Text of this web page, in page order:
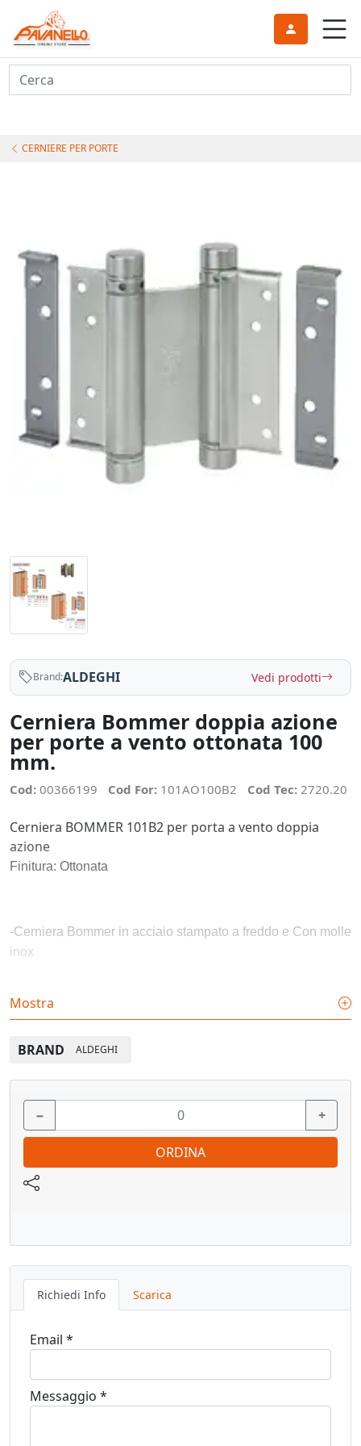
Cerca
CERNIERE PER PORTE
Brand:ALDEGHI Vedi prodotti
Cerniera Bommer doppia azione
per porte a vento ottonata 100
mm.
Cod: 00366199 Cod For: 101AO100B2 Cod Tec: 2720.20
Cerniera BOMMER 101B2 per porta a vento doppia
azione
Finitura: Ottonata
-Cerniera Bommer in acciaio stampato a freddo e Con molle
inox
-Cerniera con rotazione su boccole in polimero tecnico
fornendo un funzionamento regolare e silenzioso.
-Grazie alla elasticità del polimero e alla speciale forma dei
distanziali viene assicurata una funzione di
ammortizzazione durante i movimenti che precedono
l’arresto della porta
Vedi pagina catalogo
Mostra
BRAND ALDEGHI
− +
ORDINA
Richiedi Info Scarica
Email *
Messaggio *